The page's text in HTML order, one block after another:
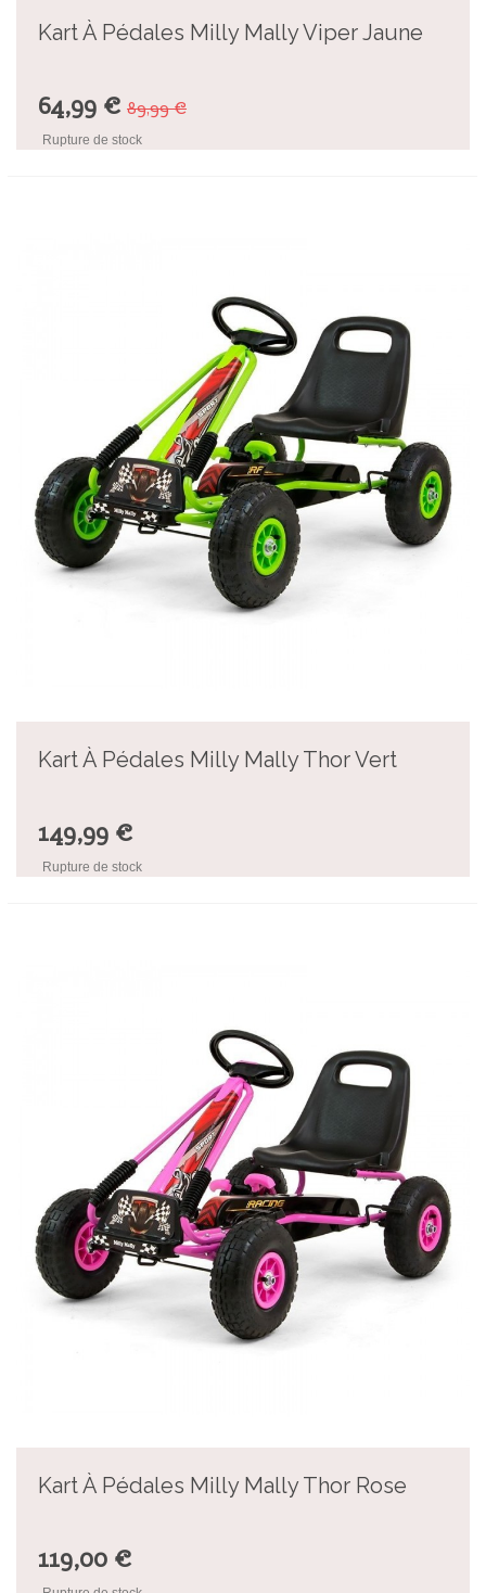
Kart À Pédales Milly Mally Viper Jaune
64,99 € 89,99 €
Rupture de stock
Kart À Pédales Milly Mally Thor Vert
149,99 €
Rupture de stock
Kart À Pédales Milly Mally Thor Rose
119,00 €